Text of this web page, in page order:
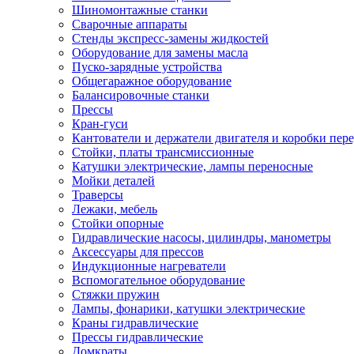
Шиномонтажные станки
Сварочные аппараты
Стенды экспресс-замены жидкостей
Оборудование для замены масла
Пуско-зарядные устройства
Общегаражное оборудование
Балансировочные станки
Прессы
Кран-гуси
Кантователи и держатели двигателя и коробки
Стойки, платы трансмиссионные
Катушки электрические, лампы переносные
Мойки деталей
Траверсы
Лежаки, мебель
Стойки опорные
Гидравлические насосы, цилиндры, манометры
Аксессуары для прессов
Индукционные нагреватели
Вспомогательное оборудование
Стяжки пружин
Лампы, фонарики, катушки электрические
Краны гидравлические
Прессы гидравлические
Домкраты